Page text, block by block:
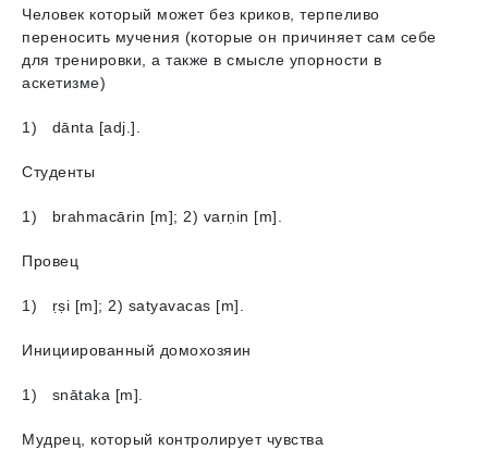
Человек который может без криков, терпеливо
переносить мучения (которые он причиняет сам себе
для тренировки, а также в смысле упорности в
аскетизме)
1) dāntа [adj.].
Студенты
1) brahmacārin [m]; 2) varṇin [m].
Провец
1) ṛṣi [m]; 2) satyavacas [m].
Инициированный домохозяин
1) snātaka [m].
Мудрец, который контролирует чувства